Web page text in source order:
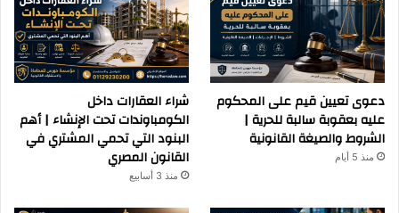
دعوى تعيين قيم على المحكوم
عليه بعقوبة سالبة للحرية |
الشروط والصيغة القانونية
منذ 5 أيام
شراء العقارات داخل
الكومباوندات تحت الإنشاء | أهم
البنود التي تحمي المشتري في
القانون المصري
منذ 3 أسابيع